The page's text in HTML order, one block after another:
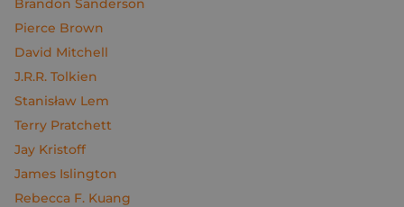
Brandon Sanderson
Pierce Brown
David Mitchell
J.R.R. Tolkien
Stanisław Lem
Terry Pratchett
Jay Kristoff
James Islington
Rebecca F. Kuang